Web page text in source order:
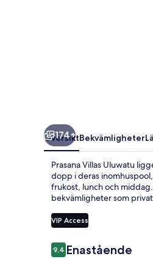
174+
ÖversiktBekvämligheter
Prasana Villas Uluwatu
dopp i deras
frukost, lunch och
bekvämligheter som
VIP Access
Recensioner
9,49,4 av 10,
Enastående